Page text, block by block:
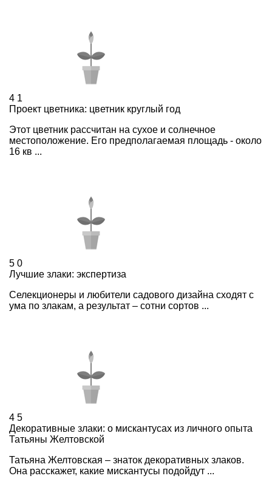
4 1
Проект цветника: цветник круглый год
Этот цветник рассчитан на сухое и солнечное
местоположение. Его предполагаемая площадь - около
16 кв ...
5 0
Лучшие злаки: экспертиза
Селекционеры и любители садового дизайна сходят с
ума по злакам, а результат – сотни сортов ...
4 5
Декоративные злаки: о мискантусах из личного опыта
Татьяны Желтовской
Татьяна Желтовская – знаток декоративных злаков.
Она расскажет, какие мискантусы подойдут ...